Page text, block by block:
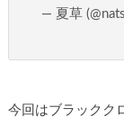
— 夏草
今回はブラックク